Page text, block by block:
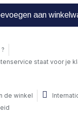
aan
staat voor je
de winkel